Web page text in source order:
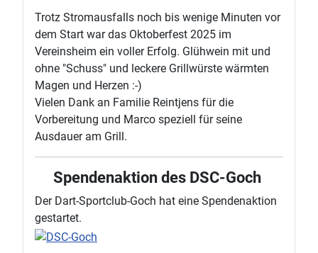
Trotz Stromausfalls noch bis wenige Minuten vor
dem Start war das Oktoberfest 2025 im
Vereinsheim ein voller Erfolg. Glühwein mit und
ohne "Schuss" und leckere Grillwürste wärmten
Magen und Herzen :-)
Vielen Dank an Familie Reintjens für die
Vorbereitung und Marco speziell für seine
Ausdauer am Grill.
Spendenaktion des DSC-Goch
Der Dart-Sportclub-Goch hat eine Spendenaktion
gestartet.